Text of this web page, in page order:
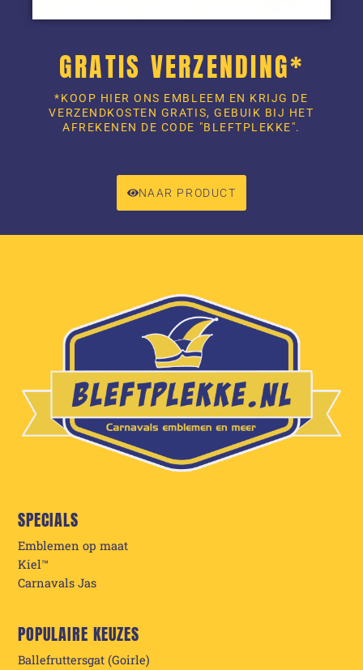
GRATIS VERZENDING*
*KOOP HIER ONS EMBLEEM EN KRIJG DE
VERZENDKOSTEN GRATIS, GEBUIK BIJ HET
AFREKENEN DE CODE "BLEFTPLEKKE".
NAAR PRODUCT
SPECIALS
Emblemen op maat
Kiel™
Carnavals Jas
POPULAIRE KEUZES
Ballefruttersgat (Goirle)